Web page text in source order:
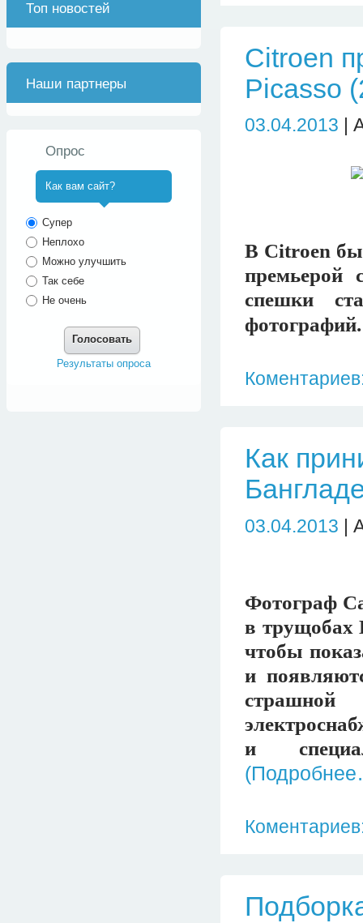
Citroen
Picasso
03.04.2013 |
В Citroen
премьерой
спешки
фотографий.
Как
03.04.2013 |
Фотограф
в трущобах
чтобы
и
и
Топ новостей
Наши партнеры
Опрос
Как вам сайт?
Супер
Неплохо
Можно улучшить
Так себе
Не очень
Голосовать
Результаты опроса